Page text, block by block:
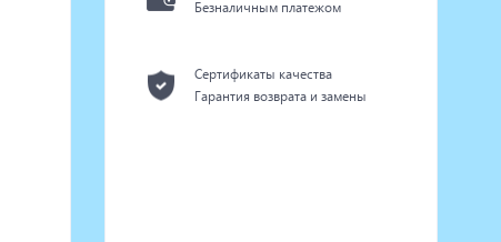
Безналичным платежом
Сертификаты качества
Гарантия возврата и замены